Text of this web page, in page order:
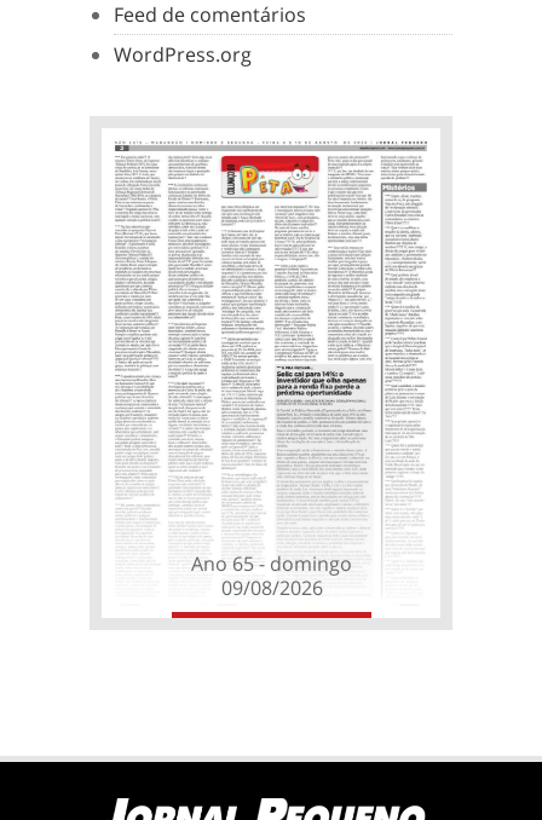
Feed de comentários
WordPress.org
Ano 65 - domingo
09/08/2026